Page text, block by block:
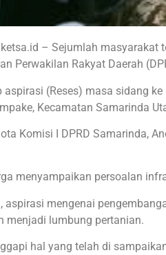
– Sejumlah
Perwakilan Rakyat Daerah
aspirasi (Reses) masa sidang
Kecamatan Samarinda
Komisi I DPRD Samarinda,
menyampaikan persoalan
aspirasi mengenai
menjadi lumbung pertanian.
hal yang telah di